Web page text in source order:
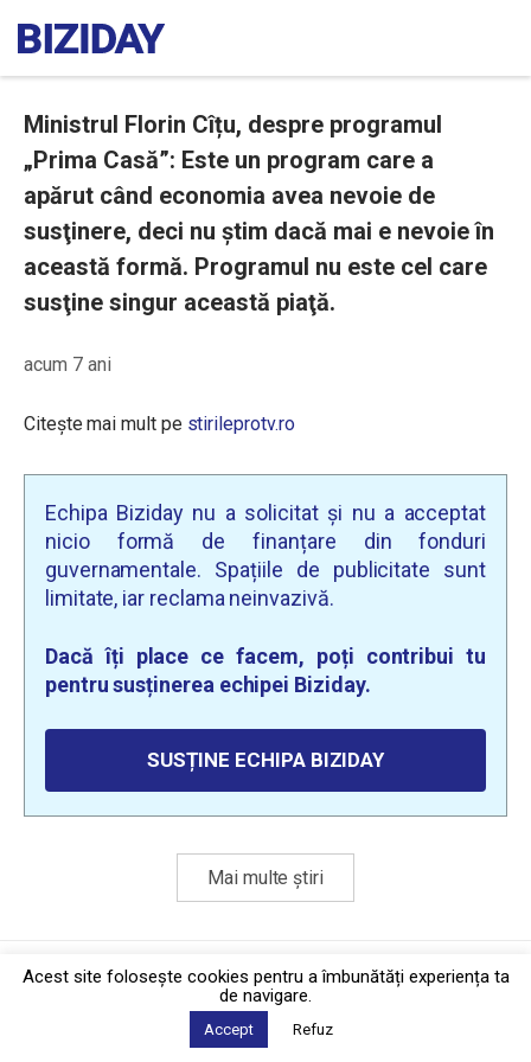
Ministrul Florin Cîțu, despre programul
„Prima Casă”: Este un program care a
apărut când economia avea nevoie de
susţinere, deci nu ştim dacă mai e nevoie în
această formă. Programul nu este cel care
susţine singur această piaţă.
acum 7 ani
Citește mai mult pe stirileprotv.ro
Echipa Biziday nu a solicitat și nu a acceptat
nicio formă de finanțare din fonduri
guvernamentale. Spațiile de publicitate sunt
limitate, iar reclama neinvazivă.
Dacă îți place ce facem, poți contribui tu
pentru susținerea echipei Biziday.
SUSȚINE ECHIPA BIZIDAY
Mai multe știri
Politica de confidențialitate·Contact
2026 © Biziday
Acest site foloseşte cookies pentru a îmbunătăți experiența ta
de navigare.
Accept Refuz